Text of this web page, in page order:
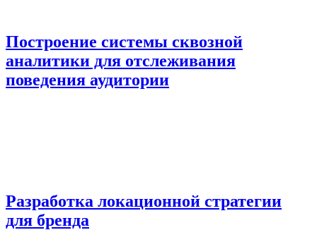
Построение системы сквозной
аналитики для отслеживания
поведения аудитории
Разработка локационной стратегии
для бренда